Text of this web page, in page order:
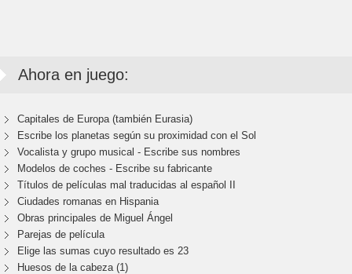
Ahora en juego:
Capitales de Europa (también Eurasia)
Escribe los planetas según su proximidad con el Sol
Vocalista y grupo musical - Escribe sus nombres
Modelos de coches - Escribe su fabricante
Títulos de películas mal traducidas al español II
Ciudades romanas en Hispania
Obras principales de Miguel Ángel
Parejas de película
Elige las sumas cuyo resultado es 23
Huesos de la cabeza (1)